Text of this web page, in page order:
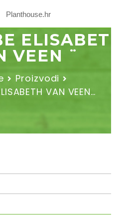
Planthouse.hr
ELISABETH
VEEN ¨
Proizvodi
VAN VEEN…